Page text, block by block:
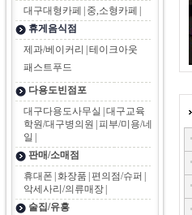
대구대형카페
중,소형카페
휴게음식점
제과/베이커리
테이크아웃
패스트푸드
다용도빈점포
대구다용도사무실 대구교육
학원/대구병의원 피부/미용/네
일
판매/소매점
휴대폰 화장품 편의점/슈퍼
악세사리/의류매장
술집/유흥